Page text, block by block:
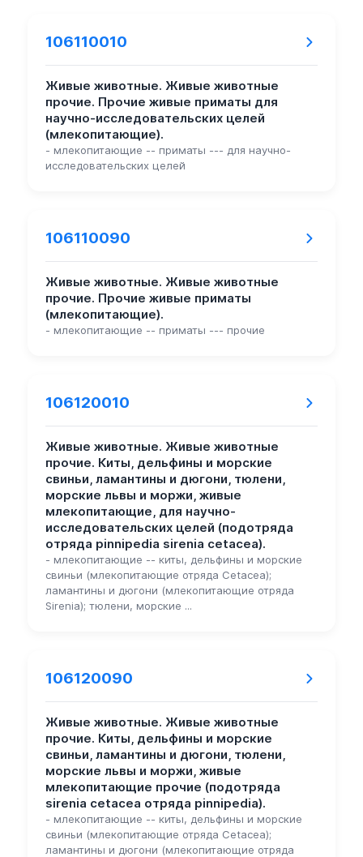
106110010
Живые животные. Живые животные
прочие. Прочие живые приматы для
научно-исследовательских целей
(млекопитающие).
- млекопитающие -- приматы --- для научно-
исследовательских целей
106110090
Живые животные. Живые животные
прочие. Прочие живые приматы
(млекопитающие).
- млекопитающие -- приматы --- прочие
106120010
Живые животные. Живые животные
прочие. Киты, дельфины и морские
свиньи, ламантины и дюгони, тюлени,
морские львы и моржи, живые
млекопитающие, для научно-
исследовательских целей (подотряда
отряда pinnipedia sirenia cetacea).
- млекопитающие -- киты, дельфины и морские
свиньи (млекопитающие отряда Cetacea);
ламантины и дюгони (млекопитающие отряда
Sirenia); тюлени, морские ...
106120090
Живые животные. Живые животные
прочие. Киты, дельфины и морские
свиньи, ламантины и дюгони, тюлени,
морские львы и моржи, живые
млекопитающие прочие (подотряда
sirenia cetacea отряда pinnipedia).
- млекопитающие -- киты, дельфины и морские
свиньи (млекопитающие отряда Cetacea);
ламантины и дюгони (млекопитающие отряда